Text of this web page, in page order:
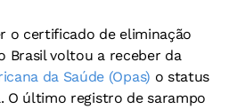
o certificado de eliminação
Brasil voltou a receber da
da Saúde (Opas) o status
O último registro de sarampo